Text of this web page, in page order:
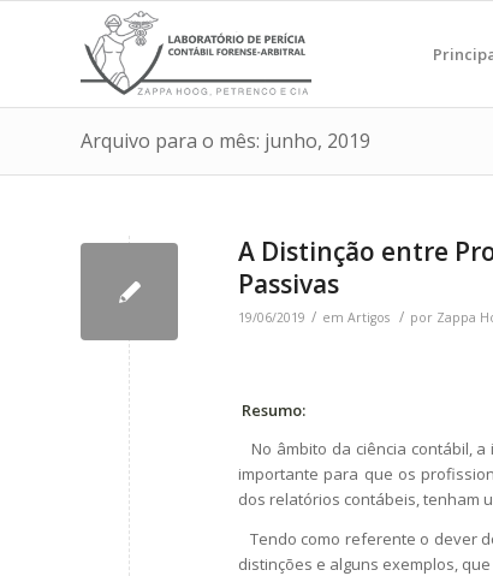
Arquivo para o mês: junho, 2019
A Distinção entre
Passivas
19/06/2019 / em Artigos / por Zappa
Resumo:
No âmbito da ciência contábil,
importante para que os
dos relatórios contábeis, tenham
Tendo como referente o dever
distinções e alguns exemplos,